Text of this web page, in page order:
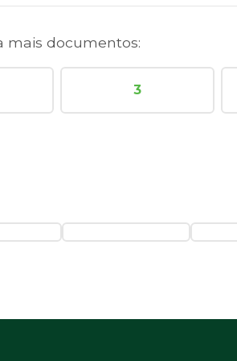
mais documentos:
3